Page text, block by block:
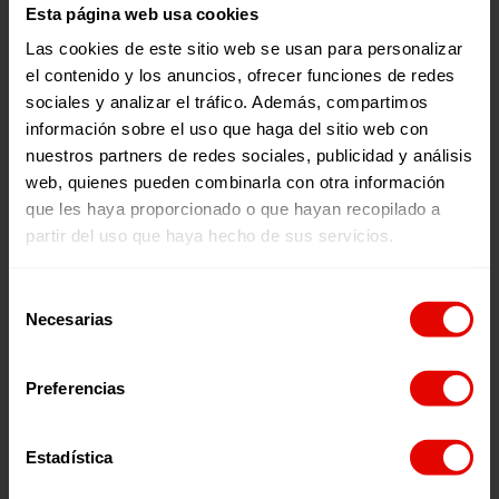
Esta página web usa cookies
Las cookies de este sitio web se usan para personalizar
el contenido y los anuncios, ofrecer funciones de redes
sociales y analizar el tráfico. Además, compartimos
información sobre el uso que haga del sitio web con
nuestros partners de redes sociales, publicidad y análisis
web, quienes pueden combinarla con otra información
que les haya proporcionado o que hayan recopilado a
partir del uso que haya hecho de sus servicios.
Necesarias
Preferencias
Estadística
Más información sobre nuestros
proyectos en los países fronterizos:
En España,junto al Servicio Jesuita a Migrantes (SJM)
estamos trabajando acciones de acogida, sensibilización e
incidencia. Así, nos enfocamos en ofrecer:
Servicios de primera acogida y orientación básica a
personas recién llegadas.
residencial para las personas con necesidad de alojamiento
de emergencia o con mayor vulnerabilidad.
El SJM pone a disposición un canal de atención para
consultas o dudas, como ofrecimientos de colaboración.
Puedes contactar con el Servicio Jesuita a Migrantes para